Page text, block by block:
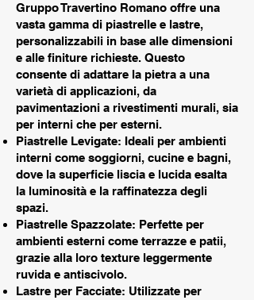
Gruppo Travertino Romano offre una
vasta gamma di piastrelle e lastre,
personalizzabili in base alle dimensioni
e alle finiture richieste. Questo
consente di adattare la pietra a una
varietà di applicazioni, da
pavimentazioni a rivestimenti murali, sia
per interni che per esterni.
Piastrelle Levigate: Ideali per ambienti
interni come soggiorni, cucine e bagni,
dove la superficie liscia e lucida esalta
la luminosità e la raffinatezza degli
spazi.
Piastrelle Spazzolate: Perfette per
ambienti esterni come terrazze e patii,
grazie alla loro texture leggermente
ruvida e antiscivolo.
Lastre per Facciate: Utilizzate per